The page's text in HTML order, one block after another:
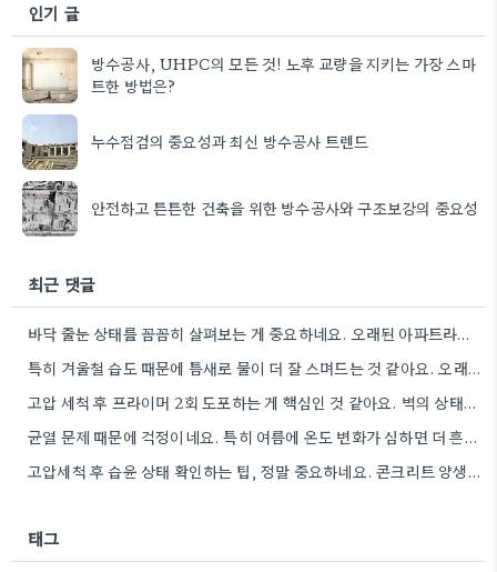
인기 글
방수공사, UHPC의 모든 것! 노후 교량을 지키는 가장 스마
트한 방법은?
누수점검의 중요성과 최신 방수공사 트렌드
안전하고 튼튼한 건축을 위한 방수공사와 구조보강의 중요성
최근 댓글
바닥 줄눈 상태를 꼼꼼히 살펴보는 게 중요하네요. 오래된 아파트라면 줄눈부터 망가지기 쉬울 것 같아요.
특히 겨울철 습도 때문에 틈새로 물이 더 잘 스며드는 것 같아요. 오래된 건물일수록 이런 부분에…
고압 세척 후 프라이머 2회 도포하는 게 핵심인 것 같아요. 벽의 상태에 따라 흡수율이 달라지니까,…
균열 문제 때문에 걱정이네요. 특히 여름에 온도 변화가 심하면 더 흔할 텐데, 시공 전에 충분한…
고압세척 후 습윤 상태 확인하는 팁, 정말 중요하네요. 콘크리트 양생 기간도 꼼꼼히 확인해야 하는 것…
태그